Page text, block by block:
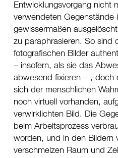
Entwicklungsvorgang nicht
verwendeten Gegenstände
gewissermaßen
zu paraphrasieren. So sind
fotografischen Bilder
– insofern, als sie das
abwesend fixieren – , doch
sich der menschlichen
noch virtuell vorhanden,
verwirklichten Bild. Die
beim Arbeitsprozess
worden, und in den Bildern
verschmelzen Raum und